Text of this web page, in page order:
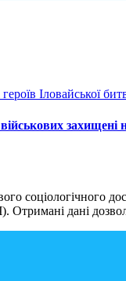
соціологічного
дані